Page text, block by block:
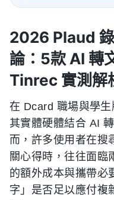
2026 Plaud
論：5款 AI 轉
Tinrec 實測解
在 Dcard 職場與學
其實體硬體結合 AI
而，許多使用者在搜
關心得時，往往面臨
的額外成本與攜帶必
字」是否足以應付複